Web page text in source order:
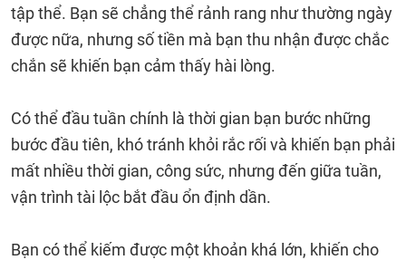
tập thể. Bạn sẽ chẳng thể rảnh rang như thường ngày
được nữa, nhưng số tiền mà bạn thu nhận được chắc
chắn sẽ khiến bạn cảm thấy hài lòng.
Có thể đầu tuần chính là thời gian bạn bước những
bước đầu tiên, khó tránh khỏi rắc rối và khiến bạn phải
mất nhiều thời gian, công sức, nhưng đến giữa tuần,
vận trình tài lộc bắt đầu ổn định dần.
Bạn có thể kiếm được một khoản khá lớn, khiến cho